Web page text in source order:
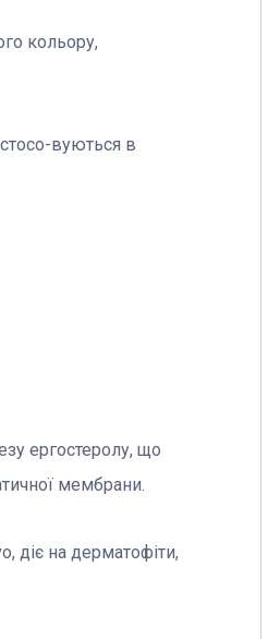
кольору,
вуються в
ергостеролу, що
мембрани.
діє на дерматофіти,